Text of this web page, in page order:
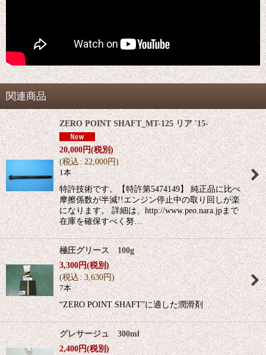
関連商品
ZERO POINT SHAFT_MT-125 リア '15-
20,000円(税別)
(税込: 22,000円)
1本
特許技術です。【特許第5474149】 純正品に比べ
摩擦係数が半減!!エンジン停止中の取り回しが楽
になります。 詳細は、http://www.peo.nara.jpまで
在庫を確保すべく努…
極圧グリース 100g
3,300円(税別)
(税込: 3,630円)
7本
“ZERO POINT SHAFT”に適した潤滑剤
グレサージュ 300ml
2,400円(税別)